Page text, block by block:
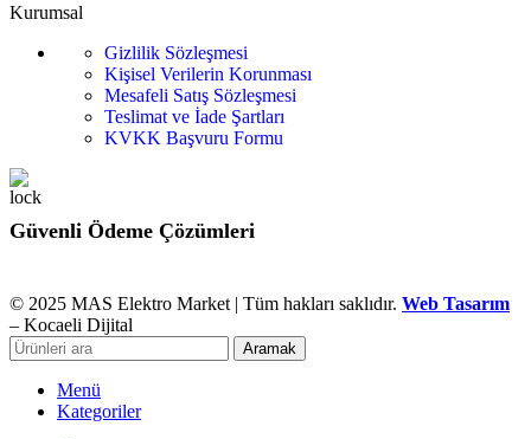
Kurumsal
Gizlilik Sözleşmesi
Kişisel Verilerin Korunması
Mesafeli Satış Sözleşmesi
Teslimat ve İade Şartları
KVKK Başvuru Formu
Güvenli Ödeme Çözümleri
© 2025 MAS Elektro Market | Tüm hakları saklıdır. Web Tasarım
– Kocaeli Dijital
Aramak
Menü
Kategoriler